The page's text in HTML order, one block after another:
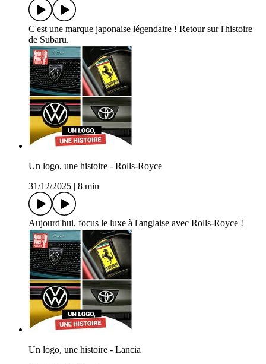
C'est une marque japonaise légendaire ! Retour sur l'histoire
de Subaru.
Un logo, une histoire - Rolls-Royce
31/12/2025
8 min
Aujourd'hui, focus le luxe à l'anglaise avec Rolls-Royce !
Un logo, une histoire - Lancia